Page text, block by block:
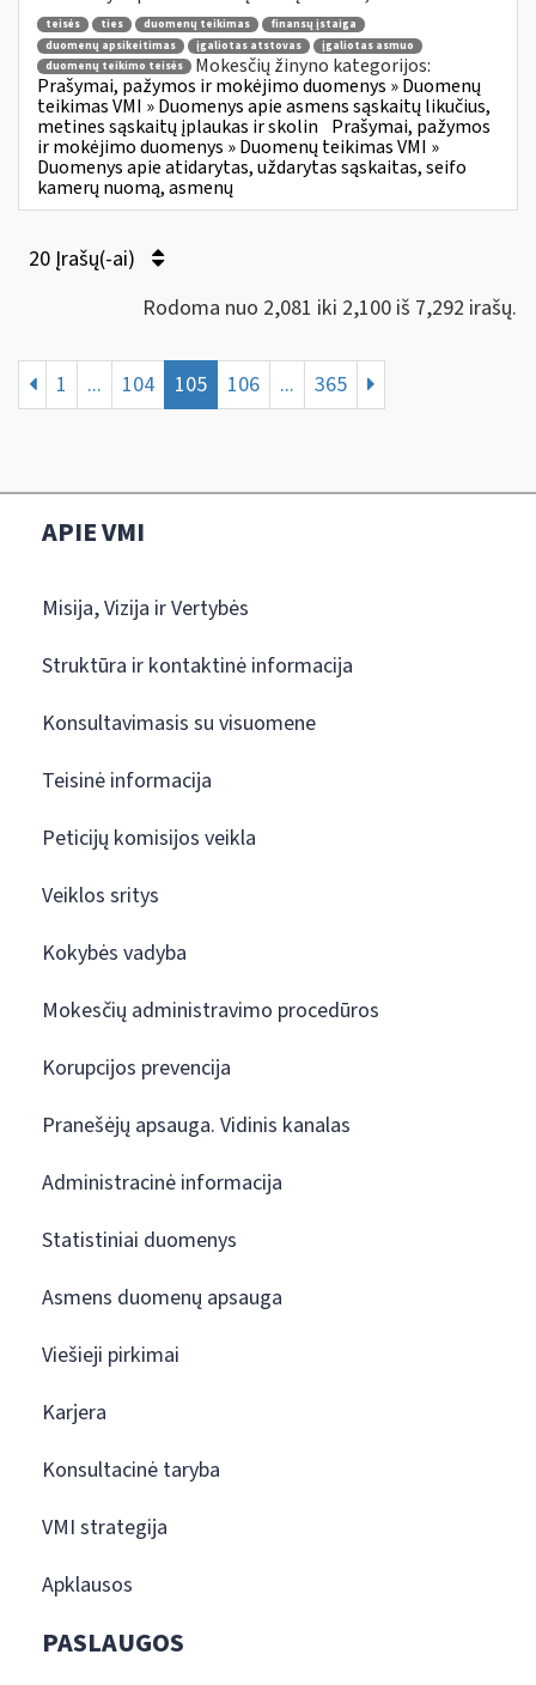
teisės ties duomenų teikimas
finansų įstaiga
duomenų apsikeitimas
įgaliotas atstovas
įgaliotas asmuo
duomenų teikimo teisės
Mokesčių žinyno kategorijos:
Prašymai, pažymos ir mokėjimo duomenys » Duomenų
teikimas VMI » Duomenys apie asmens sąskaitų likučius,
metines sąskaitų įplaukas ir skolin Prašymai, pažymos
ir mokėjimo duomenys » Duomenų teikimas VMI »
Duomenys apie atidarytas, uždarytas sąskaitas, seifo
kamerų nuomą, asmenų
20 Įrašų(-ai)
Rodoma nuo 2,081 iki 2,100 iš 7,292 irašų.
1 ... 104 105 106 ... 365
APIE VMI
Misija, Vizija ir Vertybės
Struktūra ir kontaktinė informacija
Konsultavimasis su visuomene
Teisinė informacija
Peticijų komisijos veikla
Veiklos sritys
Kokybės vadyba
Mokesčių administravimo procedūros
Korupcijos prevencija
Pranešėjų apsauga. Vidinis kanalas
Administracinė informacija
Statistiniai duomenys
Asmens duomenų apsauga
Viešieji pirkimai
Karjera
Konsultacinė taryba
VMI strategija
Apklausos
PASLAUGOS